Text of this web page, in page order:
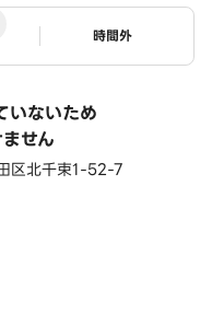
ステータス
時間外
いないため
せん
区北千束1-52-7